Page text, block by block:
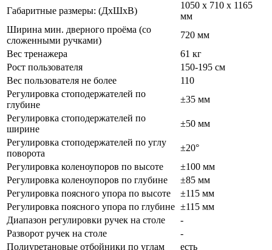
Габаритные размеры: (ДхШхВ)
1050 х 710 х 1165
мм
Ширина мин. дверного проёма (со
сложенными ручками)
720 мм
Вес тренажера
61 кг
Рост пользователя
150-195 см
Вес пользователя не более
110
Регулировка стоподержателей по
глубине
±35 мм
Регулировка стоподержателей по
ширине
±50 мм
Регулировка стоподержателей по углу
поворота
±20°
Регулировка коленоупоров по высоте
±100 мм
Регулировка коленоупоров по глубине
±85 мм
Регулировка поясного упора по высоте
±115 мм
Регулировка поясного упора по глубине ±115 мм
Диапазон регулировки ручек на столе
-
Разворот ручек на столе
-
Полиуретановые отбойники по углам
есть